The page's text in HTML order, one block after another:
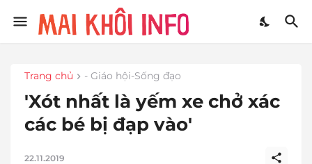
Trang chủ - Giáo hội-Sống đạo
'Xót nhất là yếm xe chở xác
các bé bị đạp vào'
22.11.2019